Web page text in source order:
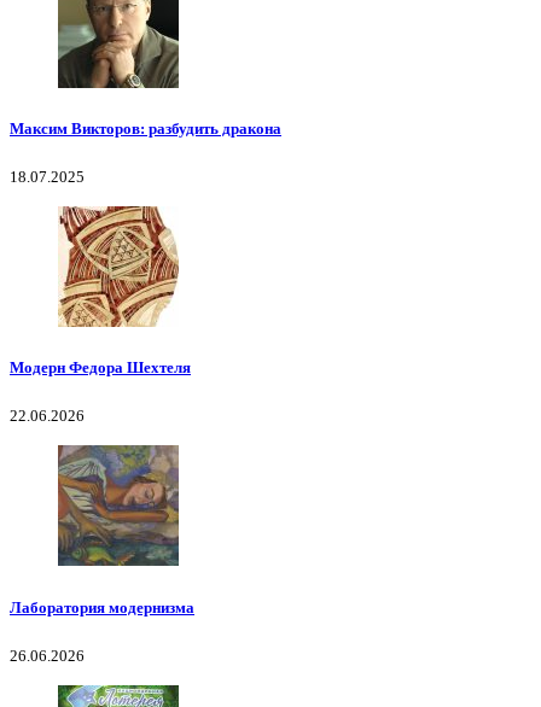
Максим Викторов: разбудить дракона
18.07.2025
Модерн Федора Шехтеля
22.06.2026
Лаборатория модернизма
26.06.2026